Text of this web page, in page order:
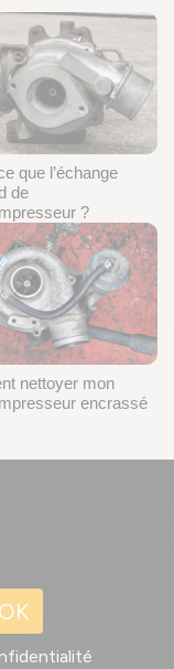
que l’échange
de
?
nettoyer mon
encrassé
OK